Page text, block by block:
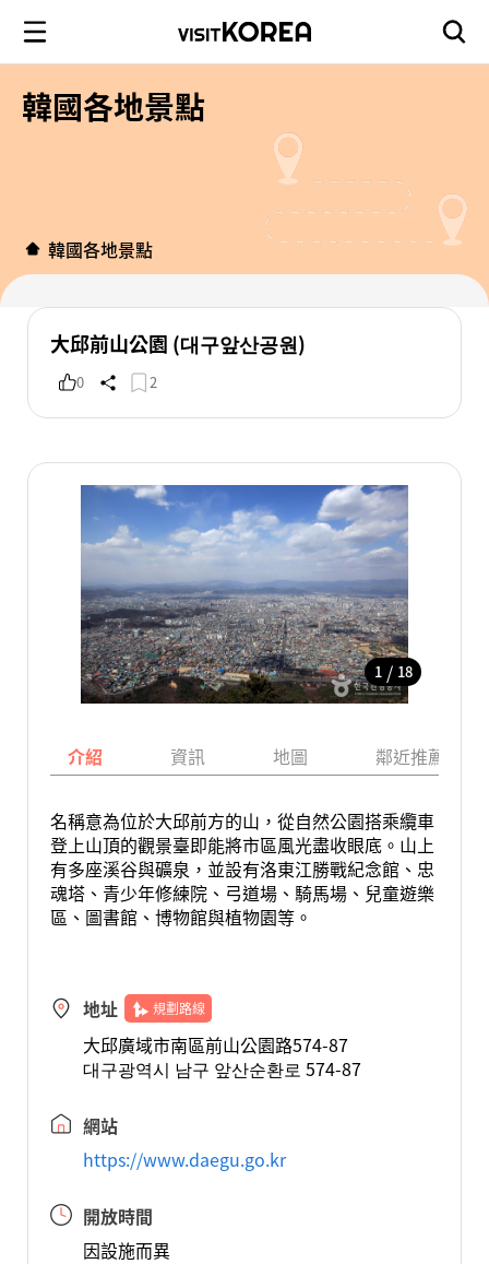
韓國各地景點
韓國各地景點
大邱前山公園 (대구앞산공원)
0 2
1 / 18
介紹 資訊 地圖 鄰近推薦景點
名稱意為位於大邱前方的山，從自然公園搭乘纜車
登上山頂的觀景臺即能將市區風光盡收眼底。山上
有多座溪谷與礦泉，並設有洛東江勝戰紀念館、忠
魂塔、青少年修練院、弓道場、騎馬場、兒童遊樂
區、圖書館、博物館與植物園等。
地址 規劃路線
大邱廣域市南區前山公園路574-87
대구광역시 남구 앞산순환로 574-87
網站
https://www.daegu.go.kr
開放時間
因設施而異